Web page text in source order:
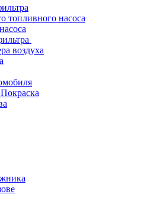
топливного насоса
воздуха